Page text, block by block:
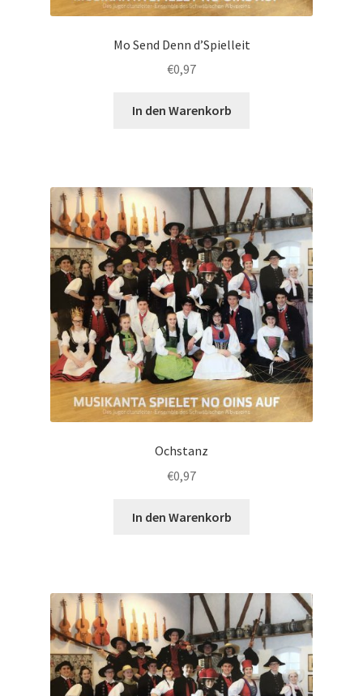
Mo Send Denn d’Spielleit
€0,97
In den Warenkorb
Ochstanz
€0,97
In den Warenkorb